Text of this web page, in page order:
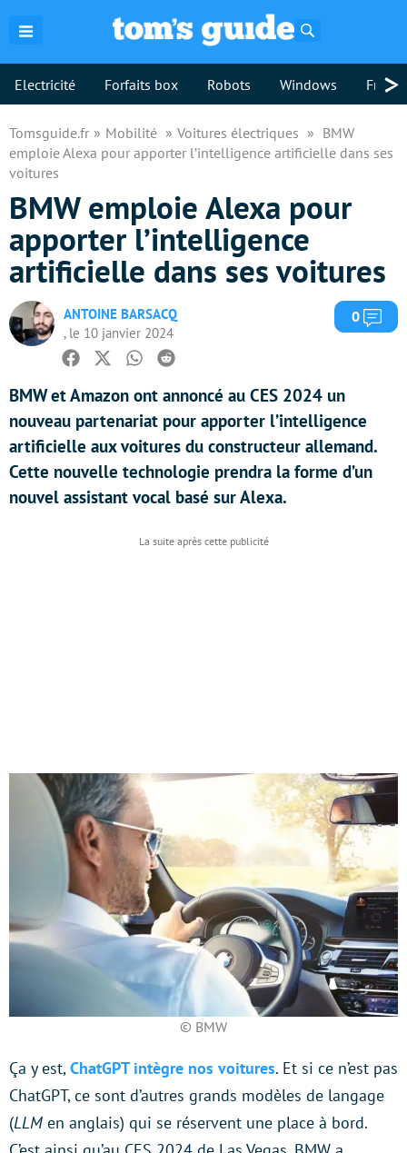
Electricité Forfaits box Robots Windows >
Tomsguide.fr Mobilité Voitures électriques
BMW
emploie Alexa pour apporter l’intelligence artificielle dans ses
voitures
BMW emploie Alexa pour
apporter l’intelligence
artificielle dans ses voitures
ANTOINE BARSACQ
, le 10 janvier 2024
0
Facebook
TwitterWhatsapp
Reddit
BMW et Amazon ont annoncé au CES 2024 un
nouveau partenariat pour apporter l’intelligence
artificielle aux voitures du constructeur allemand.
Cette nouvelle technologie prendra la forme d’un
nouvel assistant vocal basé sur Alexa.
© BMW
Ça y est, ChatGPT intègre nos voitures. Et si ce n’est pas
ChatGPT, ce sont d’autres grands modèles de langage
(LLM en anglais) qui se réservent une place à bord.